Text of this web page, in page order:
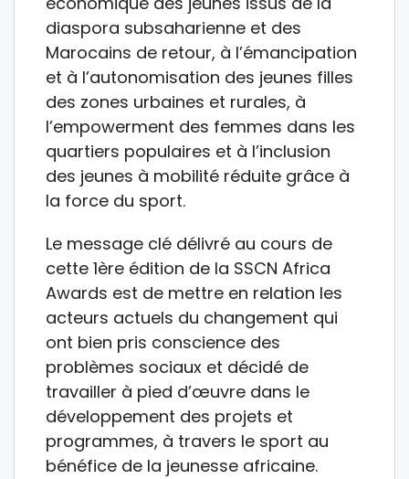
diaspora subsaharienne et des
Marocains de retour, à l’émancipation
et à l’autonomisation des jeunes filles
des zones urbaines et rurales, à
l’empowerment des femmes dans les
quartiers populaires et à l’inclusion
des jeunes à mobilité réduite grâce à
la force du sport.
Le message clé délivré au cours de
cette 1ère édition de la SSCN Africa
Awards est de mettre en relation les
acteurs actuels du changement qui
ont bien pris conscience des
problèmes sociaux et décidé de
travailler à pied d’œuvre dans le
développement des projets et
programmes, à travers le sport au
bénéfice de la jeunesse africaine.